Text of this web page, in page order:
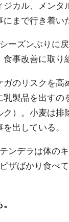
カル、メンタ
まで行き着い
ーズンぶりに
事改善に取り
ガのリスクを
製品を出すの
）。小麦は排
出している。
ンデラは体の
ザばかり食べ